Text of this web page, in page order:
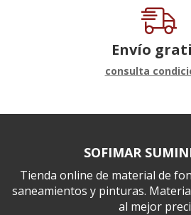
Envío
consulta
SOFIMAR
Tienda online de material de
saneamientos y pinturas.
al mejor